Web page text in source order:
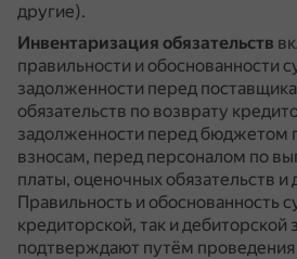
другие).
Инвентаризация обязательств
правильности и обоснованности
задолженности перед
обязательств по возврату
задолженности перед бюджетом
взносам, перед персоналом по
платы, оценочных обязательств и
Правильность и обоснованность
кредиторской, так и дебиторской
подтверждают путём проведения